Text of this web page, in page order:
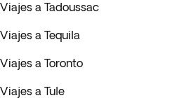
Viajes a Tadoussac
Viajes a Tequila
Viajes a Toronto
Viajes a Tule